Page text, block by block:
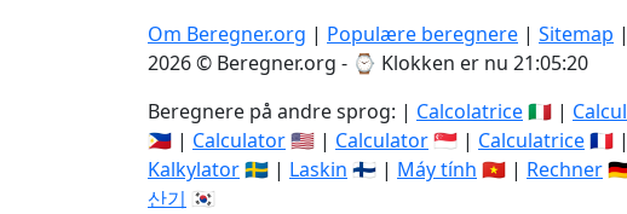
Om Beregner.org | Populære beregnere | Sitemap |
2026 © Beregner.org - ⌚ Klokken er nu 21:05:21
Beregnere på andre sprog: | Calcolatrice🇮🇹 |
🇵🇭 | Calculator🇺🇸 | Calculator🇸🇬 | Calculatrice🇫🇷 |
Kalkylator🇸🇪 | Laskin 🇫🇮 | Máy tính 🇻🇳 | Rechner
산기 🇰🇷